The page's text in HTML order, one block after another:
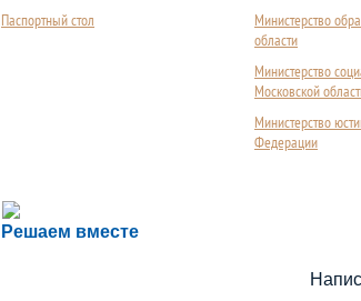
Паспортный стол
Министерство
области
Министерство
Московской
Министерство
Федерации
Решаем вместе
Сложности с получением социальной
Сообщите об этом